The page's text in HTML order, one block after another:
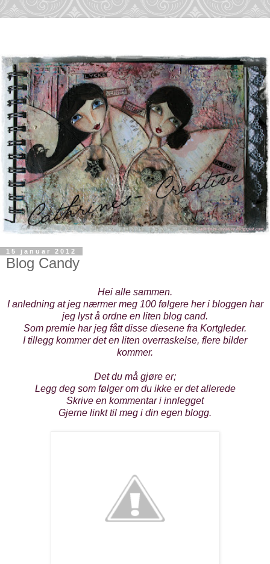
15 januar 2012
Blog Candy
Hei alle sammen.
I anledning at jeg nærmer meg 100 følgere her i bloggen har
jeg lyst å ordne en liten blog cand.
Som premie har jeg fått disse diesene fra Kortgleder.
I tillegg kommer det en liten overraskelse, flere bilder
kommer.
Det du må gjøre er;
Legg deg som følger om du ikke er det allerede
Skrive en kommentar i innlegget
Gjerne linkt til meg i din egen blogg.